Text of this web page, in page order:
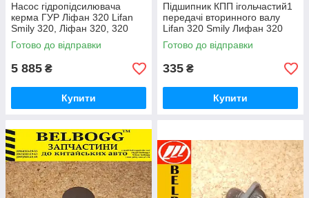
Насос гідропідсилювача
керма ГУР Ліфан 320 Lifan
Smily 320, Ліфан 320, 320
Ліфан
Готово до відправки
5 885 ₴
Купити
Підшипник КПП ігольчастий1
передачі вторинного валу
Lifan 320 Smily Лифан 320
Ліфан Смайлі
Готово до відправки
335 ₴
Купити